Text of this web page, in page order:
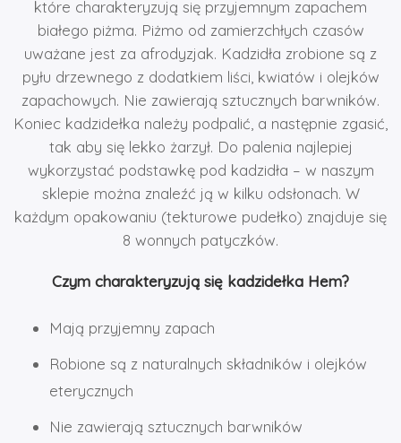
które charakteryzują się przyjemnym zapachem
białego piżma. Piżmo od zamierzchłych czasów
uważane jest za afrodyzjak. Kadzidła zrobione są z
pyłu drzewnego z dodatkiem liści, kwiatów i olejków
zapachowych. Nie zawierają sztucznych barwników.
Koniec kadzidełka należy podpalić, a następnie zgasić,
tak aby się lekko żarzył. Do palenia najlepiej
wykorzystać podstawkę pod kadzidła – w naszym
sklepie można znaleźć ją w kilku odsłonach. W
każdym opakowaniu (tekturowe pudełko) znajduje się
8 wonnych patyczków.
Czym charakteryzują się kadzidełka Hem?
Mają przyjemny zapach
Robione są z naturalnych składników i olejków
eterycznych
Nie zawierają sztucznych barwników